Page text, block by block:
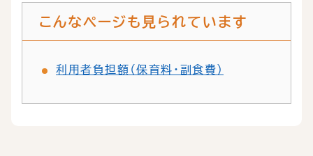
こんなページも見られています
利用者負担額（保育料・副食費）